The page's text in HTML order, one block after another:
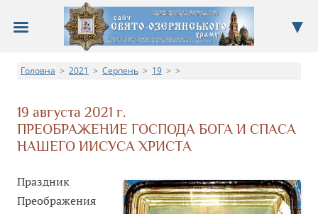
Сайт Свято-Озерянського храму
Про храм, новини, події, недільна школа, фотоальбом
Головна > 2021 > Серпень > 19 > >
19 августа 2021 г.
ПРЕОБРАЖЕНИЕ ГОСПОДА БОГА И СПАСА
НАШЕГО ИИСУСА ХРИСТА
Праздник
Преображения